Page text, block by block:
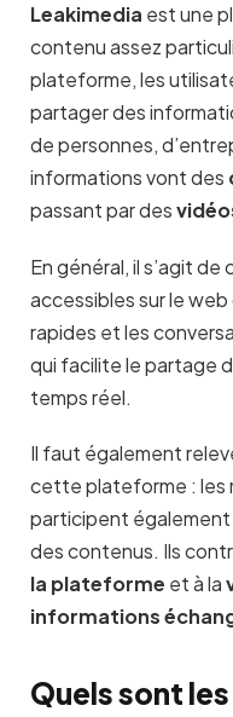
Leakimedia est une
contenu assez
plateforme, les
partager des
de personnes,
informations vont des
passant par des
En général, il s’agit
accessibles sur le
rapides et les
qui facilite le partage
temps réel.
Il faut également
cette plateforme : les
participent également
des contenus. Ils
la plateforme et à la
informations
Quels sont